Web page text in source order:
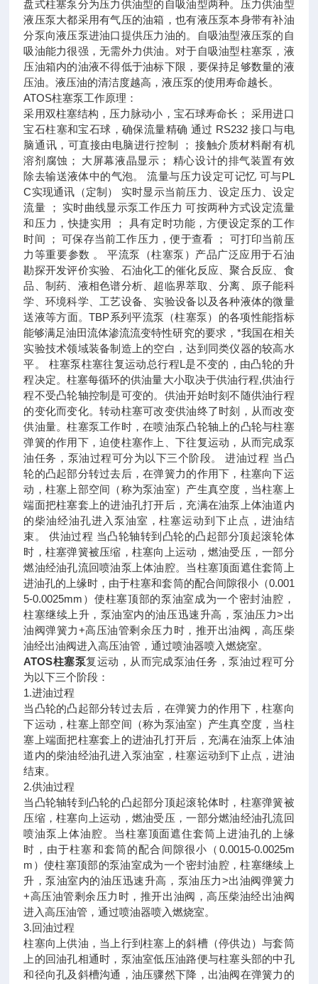
盘式柱塞泵分为压力供油型的自吸油型两种。压力供油型
液压泵大都采用有气压的油箱，也有液压泵本身带有补油
分泵向液压泵进油口提供压力油的。自吸油型液压泵的自
吸油能力很强，无需外力供油。对于自吸油型柱塞泵，液
压油箱内的油液不得低于油标下限，要保持足够数量的液
压油。液压油的清洁度越高，液压泵的使用寿命越长。
ATOS柱塞泵工作原理：
采用双柱塞结构，压力脉动小，宝石球寿命长； 采用进口
宝石柱塞和宝石球，确保流量精确 通过 RS232 接口与电
脑通讯，可直接由电脑进行控制 ； 接触介质材料耐有机
溶剂腐蚀； 大屏幕液晶显示； 精心设计的排气装置有效
除去输送液体中的气泡。 流量与压力设定可记忆 可与PL
C实现通讯（定制） 实时显示当前压力、设定压力、设定
流量 ； 实时曲线显示泵工作压力 可按两种方式设定流量
和压力，快捷实用 ； 具有定时功能，方便设定泵的工作
时间 ； 可保存当前工作压力，便于查看 ； 可打印当前压
力等重要参数 。 平流泵（柱塞泵）产品广泛应用于石油
勘探开发评价实验、石油化工的催化反应、聚合反应、食
品、制药、液相色谱分析、超临界萃取、分离、原子能科
学、环境科学、工艺设备、实验设备以及各种液体的微量
送液等方面。TBP系列平流泵（柱塞泵）的各项性能指标
能够满足油田流体渗流流变特性研究的要求，*我国在相关
实验技术领域装备制造上的空白，达到同类仪器的较高水
平。 柱塞泵柱塞往复运动总行程L是不变的，由凸轮的升
程决定。柱塞每循环的供油量大小取决于供油行程,供油行
程不受凸轮轴控制是可变的。供油开始时刻不随供油行程
的变化而变化。转动柱塞可改变供油终了时刻，从而改变
供油量。柱塞泵工作时，在喷油泵凸轮轴上的凸轮与柱塞
弹簧的作用下，迫使柱塞作上、下往复运动，从而完成泵
油任务，泵油过程可分为以下三个阶段。 进油过程 当凸
轮的凸起部分转过去后，在弹簧力的作用下，柱塞向下运
动，柱塞上部空间（称为泵油室）产生真空度，当柱塞上
端面把柱塞套上的进油孔打开后，充满在油泵上体油道内
的柴油经油孔进入泵油室，柱塞运动到下止点，进油结
束。 供油过程 当凸轮轴转到凸轮的凸起部分顶起滚轮体
时，柱塞弹簧被压缩，柱塞向上运动，燃油受压，一部分
燃油经油孔流回喷油泵上体油腔。当柱塞顶面遮住套筒上
进油孔的上缘时，由于柱塞和套筒的配合间隙很小（0.001
5-0.0025mm）使柱塞顶部的泵油室成为一个密封油腔，
柱塞继续上升，泵油室内的油压迅速升高，泵油压力>出
油阀弹簧力+高压油管剩余压力时，推开出油阀，高压柴
油经出油阀进入高压油管，通过喷油器喷入燃烧室。
ATOS柱塞泵复运动，从而完成泵油任务，泵油过程可分
为以下三个阶段：
1.进油过程
当凸轮的凸起部分转过去后，在弹簧力的作用下，柱塞向
下运动，柱塞上部空间（称为泵油室）产生真空度，当柱
塞上端面把柱塞套上的进油孔打开后，充满在油泵上体油
道内的柴油经油孔进入泵油室，柱塞运动到下止点，进油
结束。
2.供油过程
当凸轮轴转到凸轮的凸起部分顶起滚轮体时，柱塞弹簧被
压缩，柱塞向上运动，燃油受压，一部分燃油经油孔流回
喷油泵上体油腔。当柱塞顶面遮住套筒上进油孔的上缘
时，由于柱塞和套筒的配合间隙很小（0.0015-0.0025m
m）使柱塞顶部的泵油室成为一个密封油腔，柱塞继续上
升，泵油室内的油压迅速升高，泵油压力>出油阀弹簧力
+高压油管剩余压力时，推开出油阀，高压柴油经出油阀
进入高压油管，通过喷油器喷入燃烧室。
3.回油过程
柱塞向上供油，当上行到柱塞上的斜槽（停供边）与套筒
上的回油孔相通时，泵油室低压油路便与柱塞头部的中孔
和径向孔及斜槽沟通，油压骤然下降，出油阀在弹簧力的